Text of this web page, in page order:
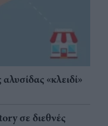
«κλειδί»
σε διεθνές